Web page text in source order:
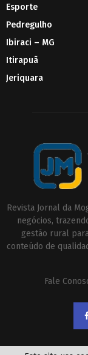
Esporte
Pedregulho
Ibiraci – MG
Itirapuã
Jeriquara
Revista Jornal da
negócios,
gestão rural
conteúdo de
Fale